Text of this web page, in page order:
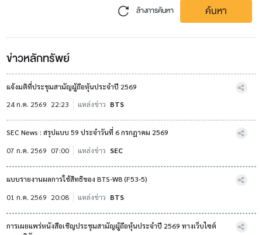
ล้างการค้นหา ค้นหา
ข่าวหลักทรัพย์
แจ้งมติที่ประชุมสามัญผู้ถือหุ้นประจำปี 2569
24 ก.ค. 2569 22:23 แหล่งข่าว BTS
SEC News : สรุปแบบ 59 ประจำวันที่ 6 กรกฎาคม 2569
07 ก.ค. 2569 07:00 แหล่งข่าว SEC
แบบรายงานผลการใช้สิทธิของ BTS-W8 (F53-5)
01 ก.ค. 2569 20:08 แหล่งข่าว BTS
การเผยแพร่หนังสือเชิญประชุมสามัญผู้ถือหุ้นประจำปี 2569 ทางเว็บไซต์